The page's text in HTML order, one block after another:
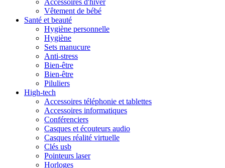
Vêtement de bébé
Santé et beauté
Hygiène personnelle
Hygiène
Sets manucure
Anti-stress
Bien-être
Bien-être
Piluliers
High-tech
Accessoires téléphonie et tablettes
Accessoires informatiques
Conférenciers
Casques et écouteurs audio
Casques réalité virtuelle
Clés usb
Pointeurs laser
Horloges